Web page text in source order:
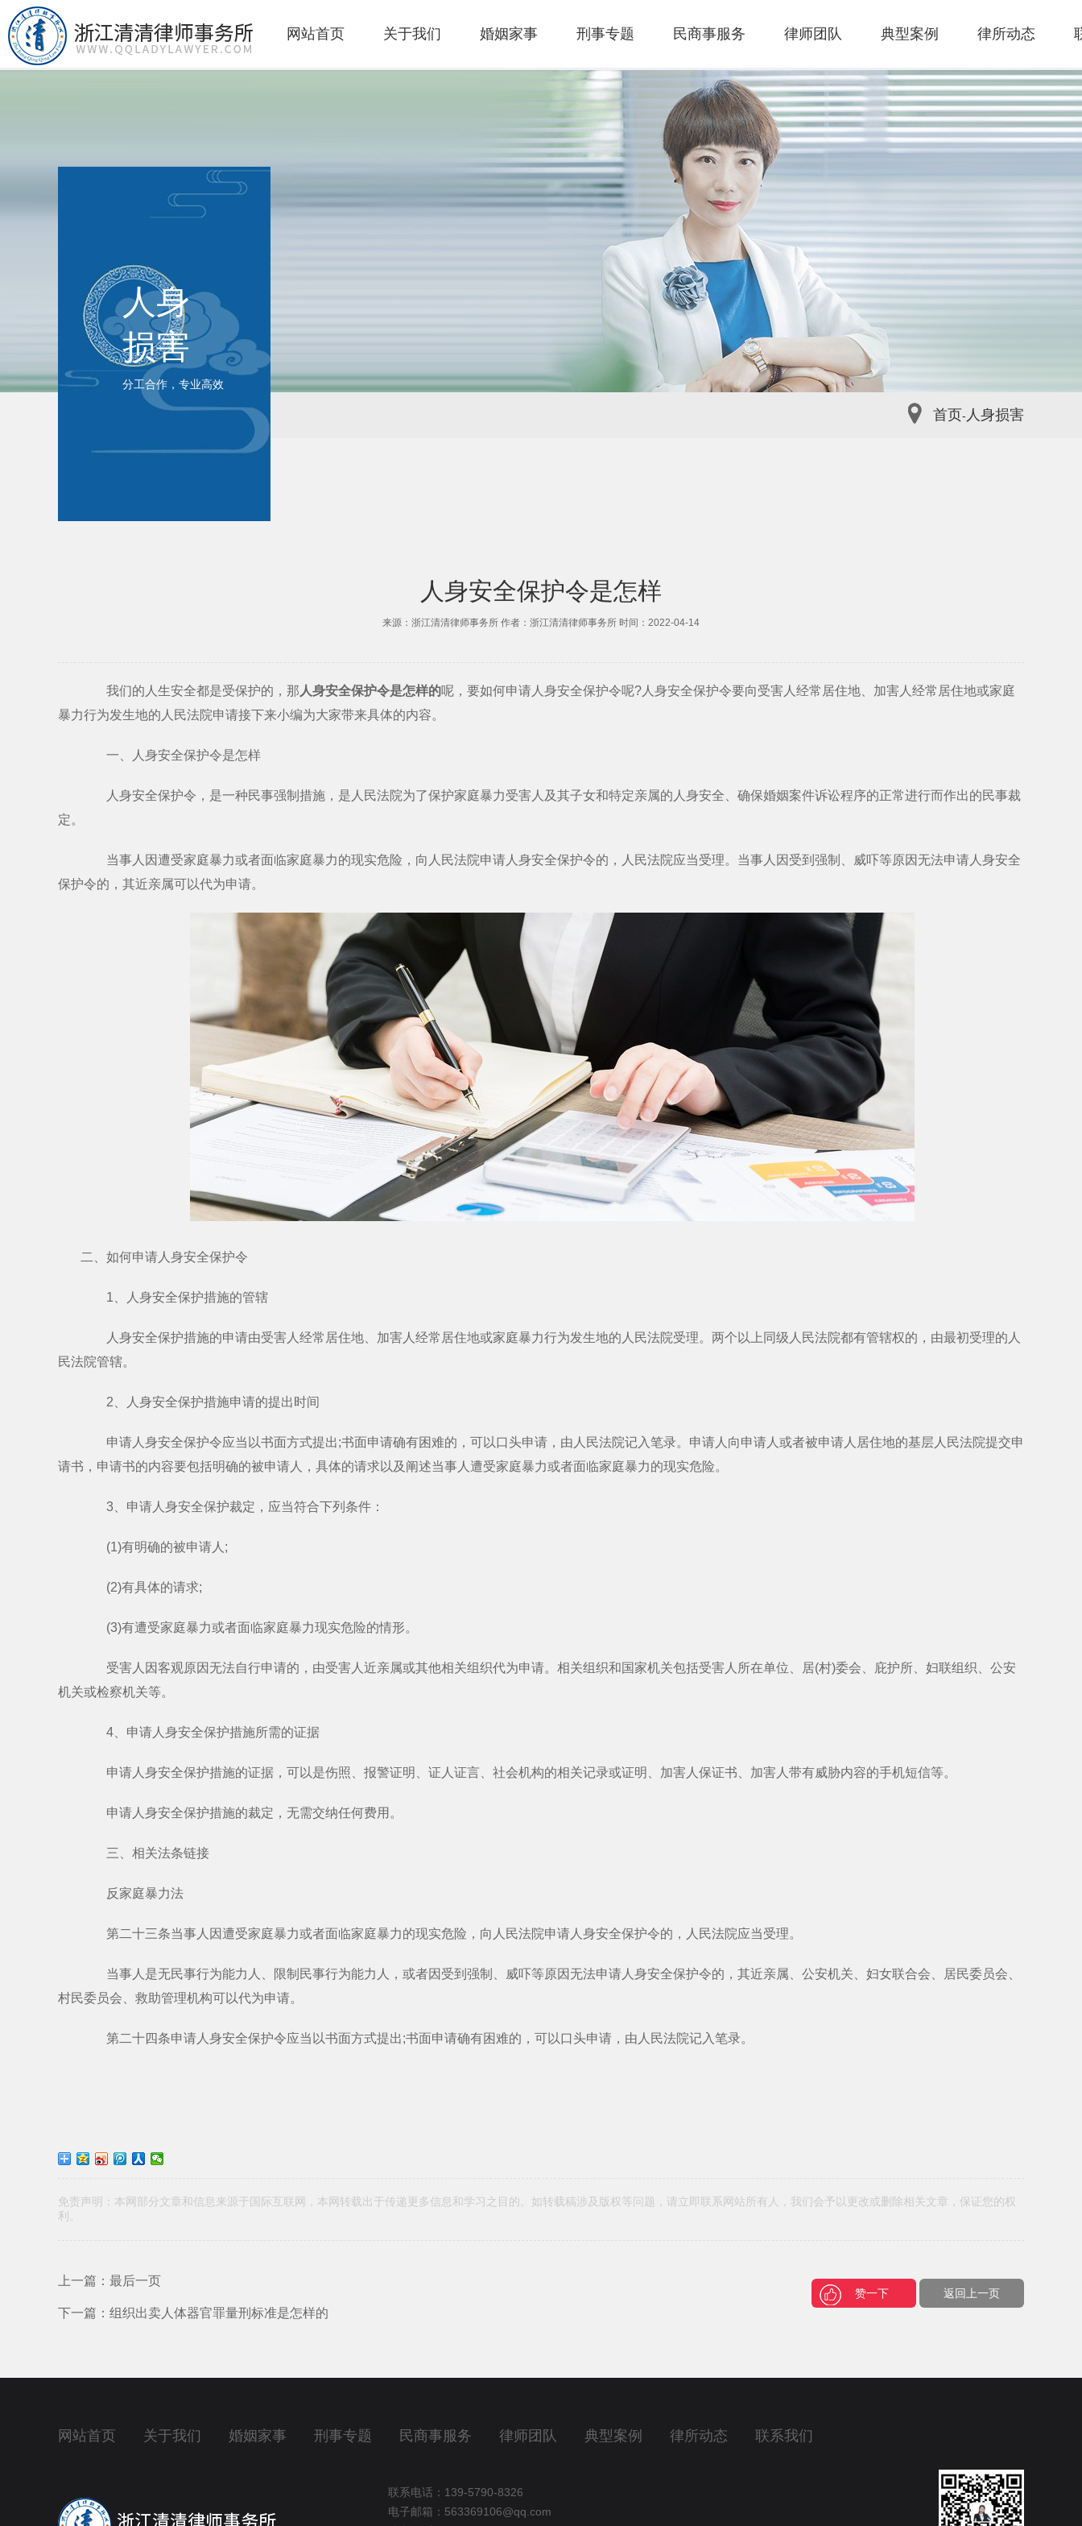
网站首页 关于我们 婚姻家事 刑事专题 民商事服务 律师团队 典型案例 律所动态
首页- 人身损害
人身
损害
分工合作，专业高效
人身安全保护令是怎样
来源：浙江清清律师事务所 作者：浙江清清律师事务所 时间：2022-04-14
我们的人生安全都是受保护的，那 人身安全保护令是怎样的呢，要如何申请人身安全保护令呢?人身安全保护令要向受害人经常居住地、加害人经常居住地或家庭
暴力行为发生地的人民法院申请接下来小编为大家带来具体的内容。
一、人身安全保护令是怎样
人身安全保护令，是一种民事强制措施，是人民法院为了保护家庭暴力受害人及其子女和特定亲属的人身安全、确保婚姻案件诉讼程序的正常进行而作出的民事裁
定。
当事人因遭受家庭暴力或者面临家庭暴力的现实危险，向人民法院申请人身安全保护令的，人民法院应当受理。当事人因受到强制、威吓等原因无法申请人身安全
保护令的，其近亲属可以代为申请。
二、如何申请人身安全保护令
1、人身安全保护措施的管辖
人身安全保护措施的申请由受害人经常居住地、加害人经常居住地或家庭暴力行为发生地的人民法院受理。两个以上同级人民法院都有管辖权的，由最初受理的人
民法院管辖。
2、人身安全保护措施申请的提出时间
申请人身安全保护令应当以书面方式提出;书面申请确有困难的，可以口头申请，由人民法院记入笔录。申请人向申请人或者被申请人居住地的基层人民法院提交申
请书，申请书的内容要包括明确的被申请人，具体的请求以及阐述当事人遭受家庭暴力或者面临家庭暴力的现实危险。
3、申请人身安全保护裁定，应当符合下列条件：
(1)有明确的被申请人;
(2)有具体的请求;
(3)有遭受家庭暴力或者面临家庭暴力现实危险的情形。
受害人因客观原因无法自行申请的，由受害人近亲属或其他相关组织代为申请。相关组织和国家机关包括受害人所在单位、居(村)委会、庇护所、妇联组织、公安
机关或检察机关等。
4、申请人身安全保护措施所需的证据
申请人身安全保护措施的证据，可以是伤照、报警证明、证人证言、社会机构的相关记录或证明、加害人保证书、加害人带有威胁内容的手机短信等。
申请人身安全保护措施的裁定，无需交纳任何费用。
三、相关法条链接
反家庭暴力法
第二十三条当事人因遭受家庭暴力或者面临家庭暴力的现实危险，向人民法院申请人身安全保护令的，人民法院应当受理。
当事人是无民事行为能力人、限制民事行为能力人，或者因受到强制、威吓等原因无法申请人身安全保护令的，其近亲属、公安机关、妇女联合会、居民委员会、
村民委员会、救助管理机构可以代为申请。
第二十四条申请人身安全保护令应当以书面方式提出;书面申请确有困难的，可以口头申请，由人民法院记入笔录。
免责声明：本网部分文章和信息来源于国际互联网，本网转载出于传递更多信息和学习之目的。如转载稿涉及版权等问题，请立即联系网站所有人，我们会予以更改或删除相关文章，保证您的权
利。
上一篇：最后一页
下一篇：组织出卖人体器官罪量刑标准是怎样的
赞一下 返回上一页
网站首页 关于我们 婚姻家事 刑事专题 民商事服务 律师团队 典型案例 律所动态 联系我们
联系电话：139-5790-8326
电子邮箱：563369106@qq.com